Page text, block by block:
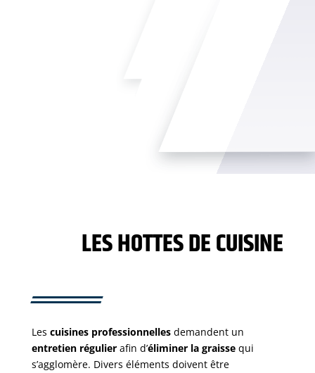
LES HOTTES DE CUISINE
Les cuisines professionnellesdemandent un
entretien régulierafin d’éliminer la graissequi
s’agglomère. Divers éléments doivent être